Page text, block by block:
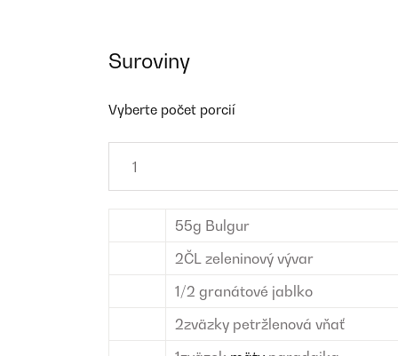
Suroviny
Vyberte počet porcií
55g Bulgur
2ČL zeleninový vývar
1/2 granátové jablko
2zväzky petržlenová vňať